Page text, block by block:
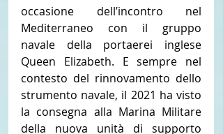
occasione dell’incontro nel
Mediterraneo con il gruppo
navale della portaerei inglese
Queen Elizabeth. E sempre nel
contesto del rinnovamento dello
strumento navale, il 2021 ha visto
la consegna alla Marina Militare
della nuova unità di supporto